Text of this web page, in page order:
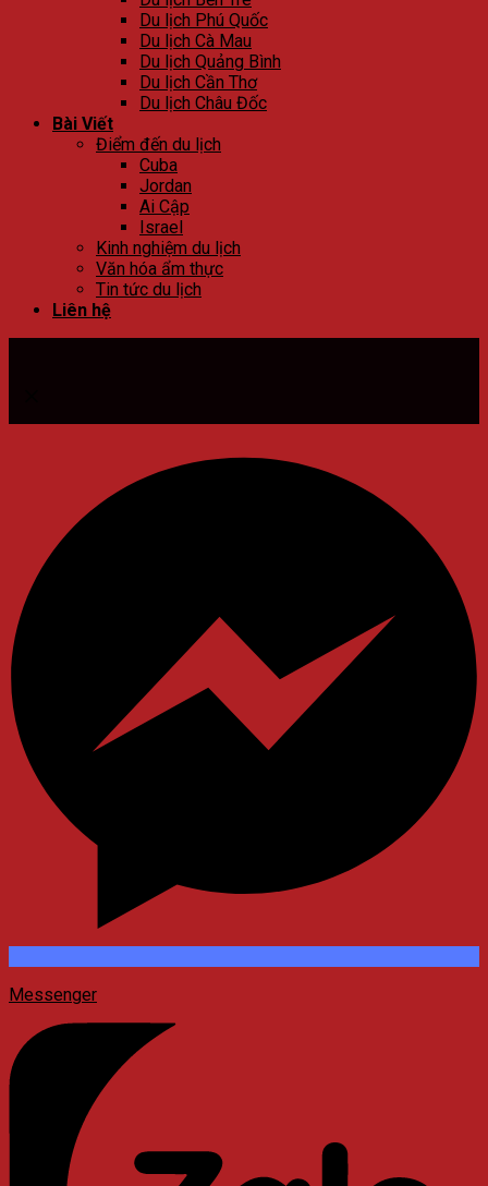
Du lịch Phú Quốc
Du lịch Cà Mau
Du lịch Quảng Bình
Du lịch Cần Thơ
Du lịch Châu Đốc
Bài Viết
Điểm đến du lịch
Cuba
Jordan
Ai Cập
Israel
Kinh nghiệm du lịch
Văn hóa ẩm thực
Tin tức du lịch
Liên hệ